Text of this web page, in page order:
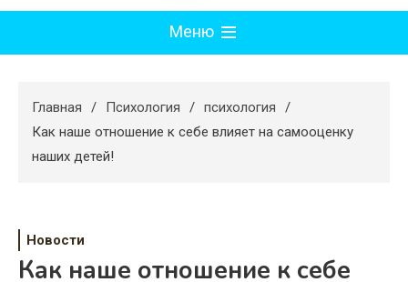
Меню
Худеем
Психология
Дом
Главная Психология
психология
Как наше отношение к себе влияет на самооценку
наших детей!
Новости
Как наше отношение к себе